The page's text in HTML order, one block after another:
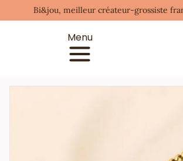
Bi&jou, meilleur créateur-grossiste
Menu